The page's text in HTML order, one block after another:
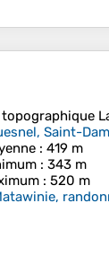
topographique
Saint-
: 419 m
: 343 m
: 520 m